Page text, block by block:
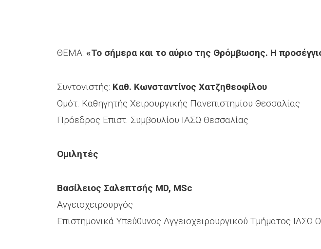
ΘΕΜΑ: «Το σήμερα και το αύριο της Θρόμβωσης. Η
Συντονιστής: Καθ. Κωνσταντίνος Χατζηθεοφίλου
Ομότ. Καθηγητής Χειρουργικής Πανεπιστημίου Θεσσαλίας
Πρόεδρος Επιστ. Συμβουλίου ΙΑΣΩ Θεσσαλίας
Ομιλητές
Βασίλειος Σαλεπτσής MD, MSc
Αγγειοχειρουργός
Επιστημονικά Υπεύθυνος Αγγειοχειρουργικού Τμήματος ΙΑΣΩ